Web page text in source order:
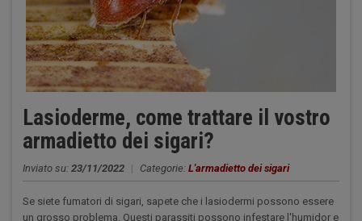
Lasioderme, come trattare il vostro
armadietto dei sigari?
Inviato su: 23/11/2022 | Categorie: L'armadietto dei sigari
Se siete fumatori di sigari, sapete che i lasiodermi possono essere
un grosso problema. Questi parassiti possono infestare l'humidor e